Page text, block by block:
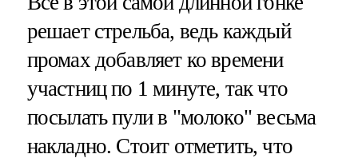
решает стрельба, ведь каждый
промах добавляет ко времени
участниц по 1 минуте, так что
посылать пули в "молоко" весьма
накладно. Стоит отметить, что